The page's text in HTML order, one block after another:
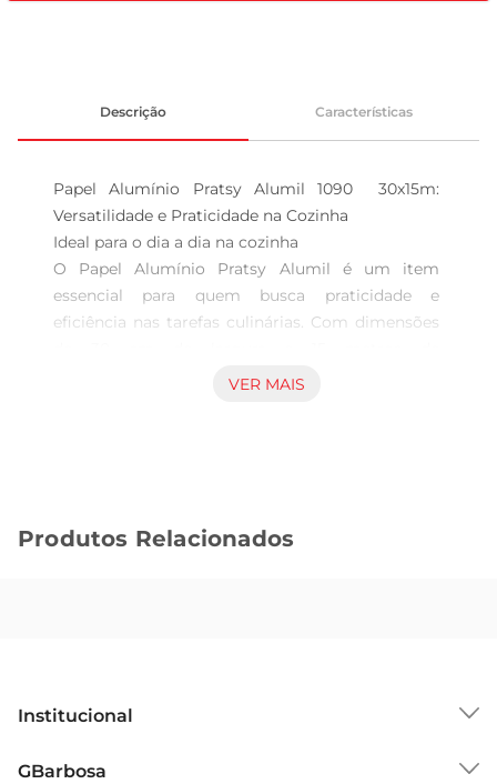
Descrição Características
Papel Alumínio Pratsy Alumil 1090  30x15m:
Versatilidade e Praticidade na Cozinha
Ideal para o dia a dia na cozinha
O Papel Alumínio Pratsy Alumil é um item
essencial para quem busca praticidade e
eficiência nas tarefas culinárias. Com dimensões
comprimento, este papel é perfeito para diversas
preservados.
superfície antiaderente facilita o desenrolar e o
mais agradável.
VER MAIS
Produtos Relacionados
Institucional
GBarbosa